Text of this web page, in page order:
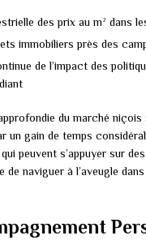
des prix au m² dans
immobiliers près des
de l’impact des
du marché niçois
un gain de temps
peuvent s’appuyer sur
de naviguer à l’aveugle